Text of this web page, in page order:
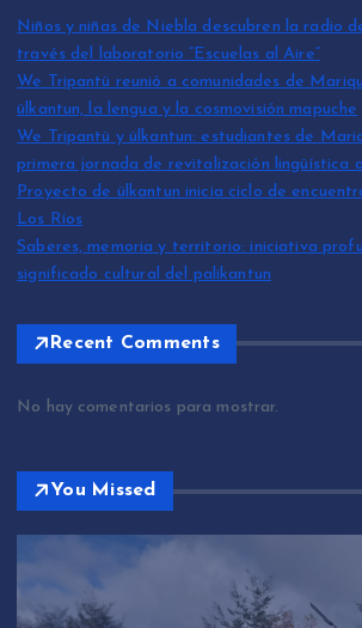
Niños y niñas de Niebla descubren la radio
través del laboratorio “Escuelas al Aire”
We Tripantü reunió a comunidades de
ülkantun, la lengua y la cosmovisión mapuche
We Tripantü y ülkantun: estudiantes de
primera jornada de revitalización lingüística
Proyecto de ülkantun inicia ciclo de
Los Ríos
Saberes, memoria y territorio: iniciativa
significado cultural del palikantun
Recent Comments
No hay comentarios para mostrar.
You Missed